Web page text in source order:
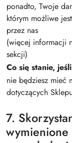
ponadto, Twoje
którym możliwe
przez nas
(więcej informacji
sekcji)
Co się stanie,
nie będziesz mieć
dotyczących
7.